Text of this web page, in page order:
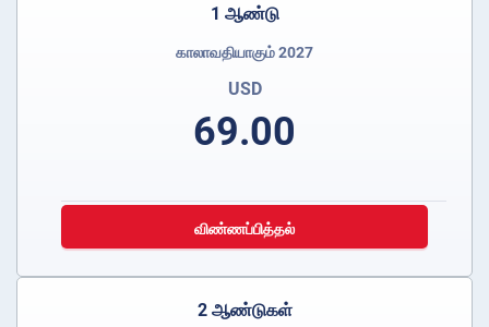
1 ஆண்டு
காலாவதியாகும் 2027
USD
69.00
விண்ணப்பித்தல்
2 ஆண்டுகள்